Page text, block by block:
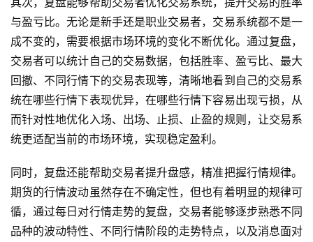
与盈亏比。无论是新手还是职业交易者，交易系统都不是一
成不变的，需要根据市场环境的变化不断优化。通过复盘，
交易者可以统计自己的交易数据，包括胜率、盈亏比、最大
回撤、不同行情下的交易表现等，清晰地看到自己的交易系
统在哪些行情下表现优异，在哪些行情下容易出现亏损，从
而针对性地优化入场、出场、止损、止盈的规则，让交易系
统更适配当前的市场环境，实现稳定盈利。
同时，复盘还能帮助交易者提升盘感，精准把握行情规律。
期货的行情波动虽然存在不确定性，但也有着明显的规律可
循，通过每日对行情走势的复盘，交易者能够逐步熟悉不同
品种的波动特性、不同行情阶段的走势特点，以及消息面对